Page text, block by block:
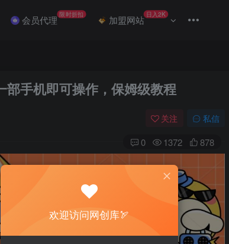
会员代理 限时折扣 加盟网站 日入2K
手机即可操作，保姆级教程
关注 私信
0 1372 878
欢迎访问网创库🏹